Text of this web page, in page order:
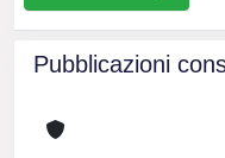
Pubblicazioni